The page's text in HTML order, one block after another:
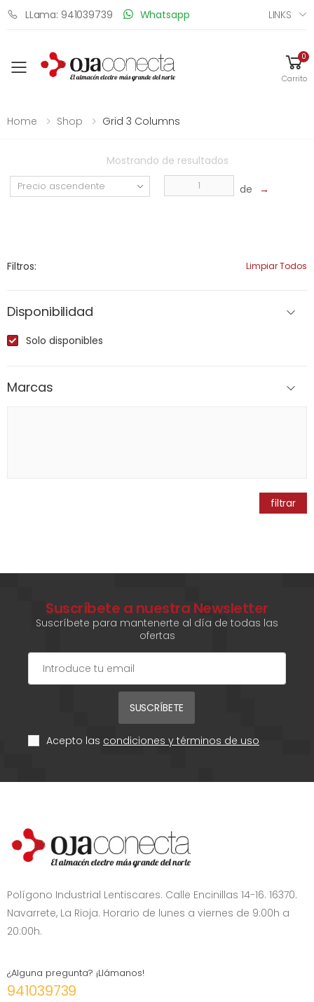
LLama: 941039739 Whatsapp LINKS
Toggle mobile menu
0
Carrito
Home Shop Grid 3 Columns
Mostrando de resultados
de →
Filtros: Limpiar Todos
Disponibilidad
Solo disponibles
Marcas
filtrar
Suscríbete a nuestra Newsletter
Suscríbete para mantenerte al día de todas las
ofertas
SUSCRÍBETE
Acepto las condiciones y términos de uso
Polígono Industrial Lentiscares. Calle Encinillas 14-16. 16370.
Navarrete, La Rioja. Horario de lunes a viernes de 9:00h a
20:00h.
¿Alguna pregunta? ¡Llámanos!
941039739